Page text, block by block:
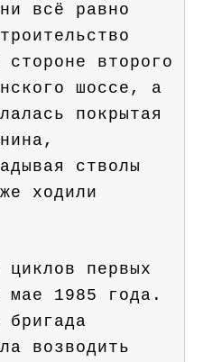
всё равно
второго
шоссе, а
покрытая
стволы
ходили
циклов первых
мае 1985 года.
бригада
возводить